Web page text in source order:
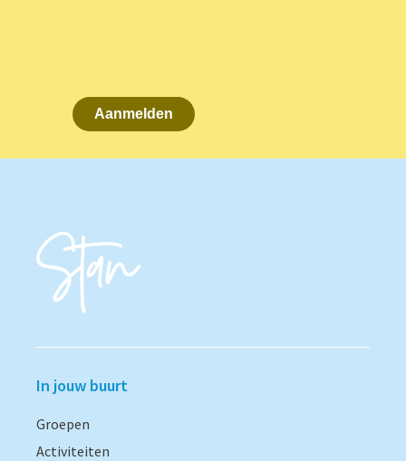
Aanmelden
In jouw buurt
Groepen
Activiteiten